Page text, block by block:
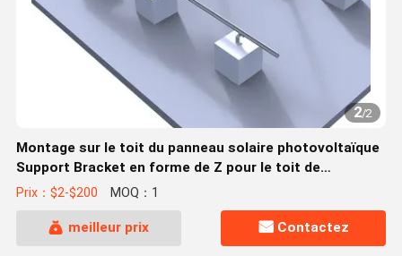
2/2
Montage sur le toit du panneau solaire photovoltaïque
Support Bracket en forme de Z pour le toit de
carrelage
Prix：$2-$200 MOQ：1
meilleur prix Contactez